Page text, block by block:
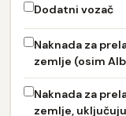
Dodatni vozač
Naknada za
zemlje (osim
Naknada za
zemlje,